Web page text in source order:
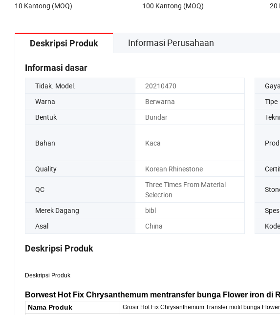
10 Kantong (MOQ) 100 Kantong (MOQ) 20
Deskripsi Produk Informasi Perusahaan
Informasi dasar
Tidak. Model. 20210470 Gaya
Warna
Berwarna Tipe
Bentuk
Bundar
Bahan Kaca
Quality
Korean Rhinestone
QC
Three Times From Material
Selection
Merek Dagang bibl
Asal
China
Deskripsi Produk
Deskripsi Produk
Borwest Hot Fix Chrysanthemum mentransfer bunga Flower iron di
Nama Produk Grosir Hot Fix Chrysanthemum Transfer motif bunga